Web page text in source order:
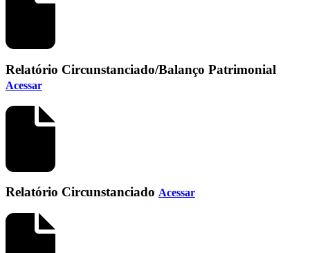
Relatório Circunstanciado/Balanço Patrimonial
Acessar
Relatório Circunstanciado Acessar